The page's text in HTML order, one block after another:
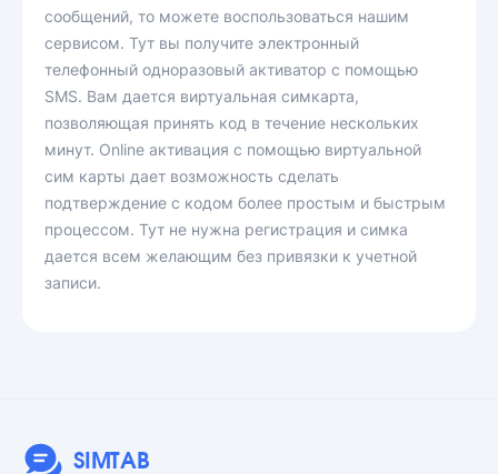
сообщений, то можете воспользоваться нашим
сервисом. Тут вы получите электронный
телефонный одноразовый активатор с помощью
SMS. Вам дается виртуальная симкарта,
позволяющая принять код в течение нескольких
минут. Online активация с помощью виртуальной
сим карты дает возможность сделать
подтверждение с кодом более простым и быстрым
процессом. Тут не нужна регистрация и симка
дается всем желающим без привязки к учетной
записи.
SIMTAB